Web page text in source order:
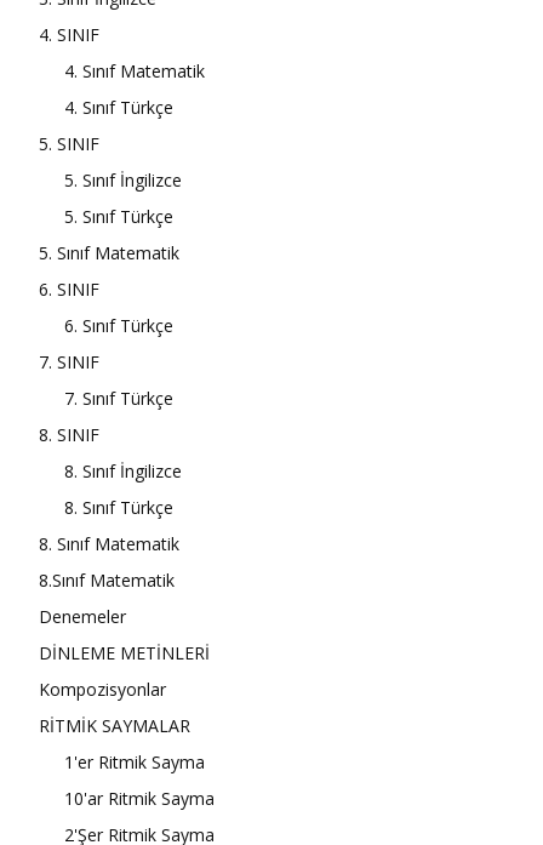
4. SINIF
4. Sınıf Matematik
4. Sınıf Türkçe
5. SINIF
5. Sınıf İngilizce
5. Sınıf Türkçe
5. Sınıf Matematik
6. SINIF
6. Sınıf Türkçe
7. SINIF
7. Sınıf Türkçe
8. SINIF
8. Sınıf İngilizce
8. Sınıf Türkçe
8. Sınıf Matematik
8.Sınıf Matematik
Denemeler
DİNLEME METİNLERİ
Kompozisyonlar
RİTMİK SAYMALAR
1'er Ritmik Sayma
10'ar Ritmik Sayma
2'Şer Ritmik Sayma